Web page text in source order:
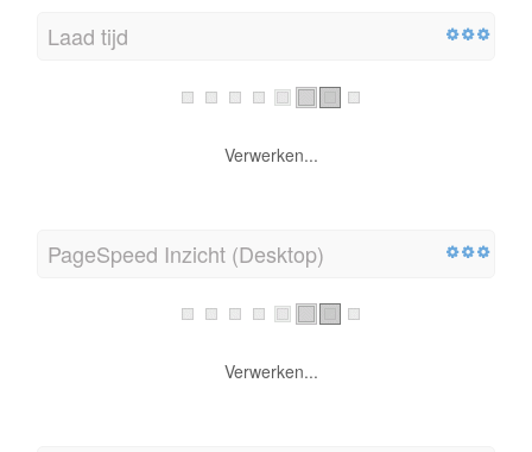
Laad tijd
Verwerken...
PageSpeed Inzicht (Desktop)
Verwerken...